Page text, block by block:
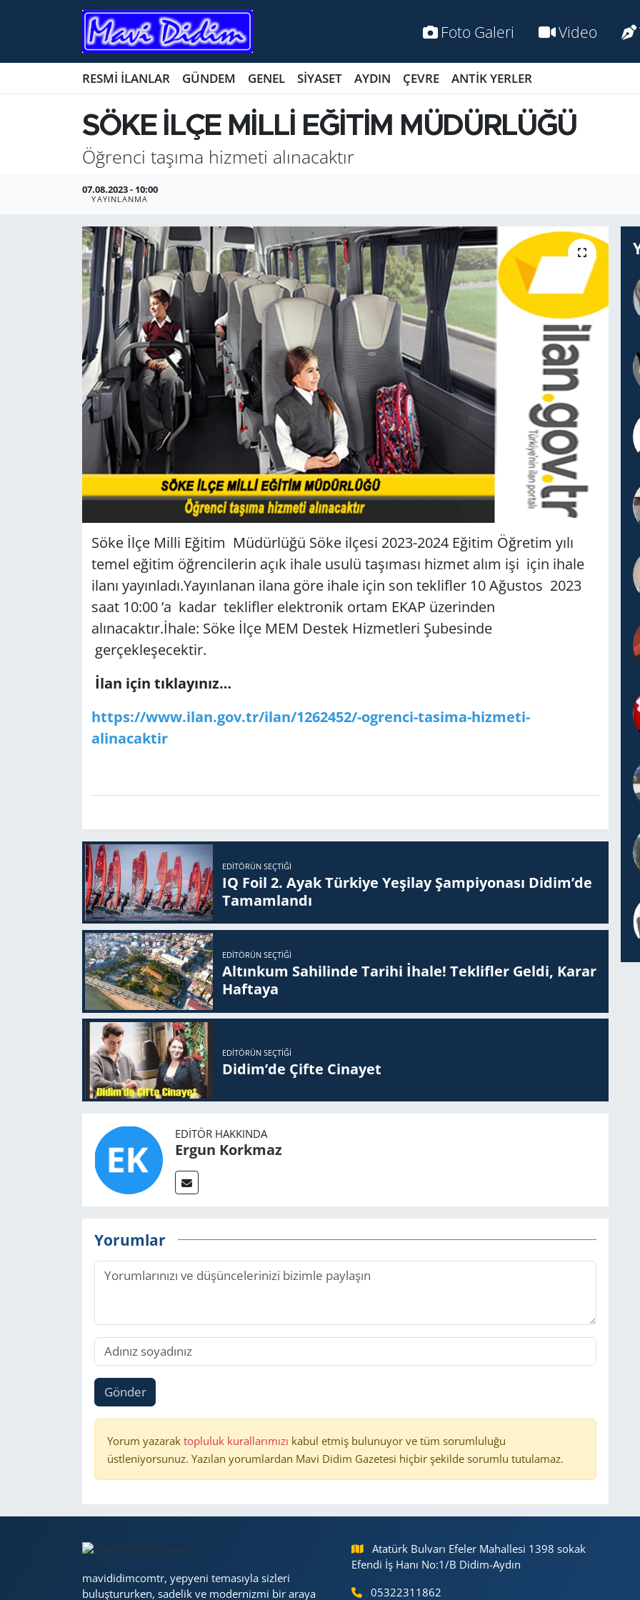
Foto Galeri Video
RESMİ İLANLAR GÜNDEM GENEL SİYASET AYDIN ÇEVRE ANTİK YERLER
SÖKE İLÇE MİLLİ EĞİTİM MÜDÜRLÜĞÜ
Öğrenci taşıma hizmeti alınacaktır
07.08.2023 - 10:00
YAYINLANMA
Söke İlçe Milli Eğitim Müdürlüğü Söke ilçesi 2023-2024 Eğitim Öğretim yılı
temel eğitim öğrencilerin açık ihale usulü taşıması hizmet alım işi için ihale
ilanı yayınladı.Yayınlanan ilana göre ihale için son teklifler 10 Ağustos 2023
saat 10:00 ’a kadar teklifler elektronik ortam EKAP üzerinden
alınacaktır.İhale: Söke İlçe MEM Destek Hizmetleri Şubesinde
gerçekleşecektir.
İlan için tıklayınız…
https://www.ilan.gov.tr/ilan/1262452/-ogrenci-tasima-hizmeti-
alinacaktir
EDITÖRÜN SEÇTIĞI
IQ Foil 2. Ayak Tür­ki­ye Ye­şi­lay Şam­pi­yo­na­sı Didim’de
Ta­mam­lan­dı
EDITÖRÜN SEÇTIĞI
Altınkum Sahilinde Tarihi İhale! Teklifler Geldi, Karar
Haftaya
EDITÖRÜN SEÇTIĞI
Didim’de Çifte Ci­na­yet
EDITÖR HAKKINDA
Ergun Korkmaz
Yorumlar
Gönder
Yorum yazarak topluluk kurallarımızı kabul etmiş bulunuyor ve tüm sorumluluğu
üstleniyorsunuz. Yazılan yorumlardan Mavi Didim Gazetesi hiçbir şekilde sorumlu tutulamaz.
mavididimcomtr, yepyeni temasıyla sizleri
buluştururken, sadelik ve modernizmi bir araya
Atatürk Bulvarı Efeler Mahallesi 1398 sokak
Efendi İş Hanı No:1/B Didim-Aydın
05322311862
ANTİK YERLER
BİLİM VE TEKNOLOJİ
EĞİTİM
EKONOMİ
GÜNDEM
HABERDE İNSAN
KÜLTÜR SANAT
POLİTİKA
RESMİ İLANLAR
Nöbetçi Eczaneler
Namaz Vakitleri
Trafik Durumu
Süper Lig Puan Durumu ve Fikstür
Tüm Manşetler
Son Dakika Haberleri
Haber Arşivi